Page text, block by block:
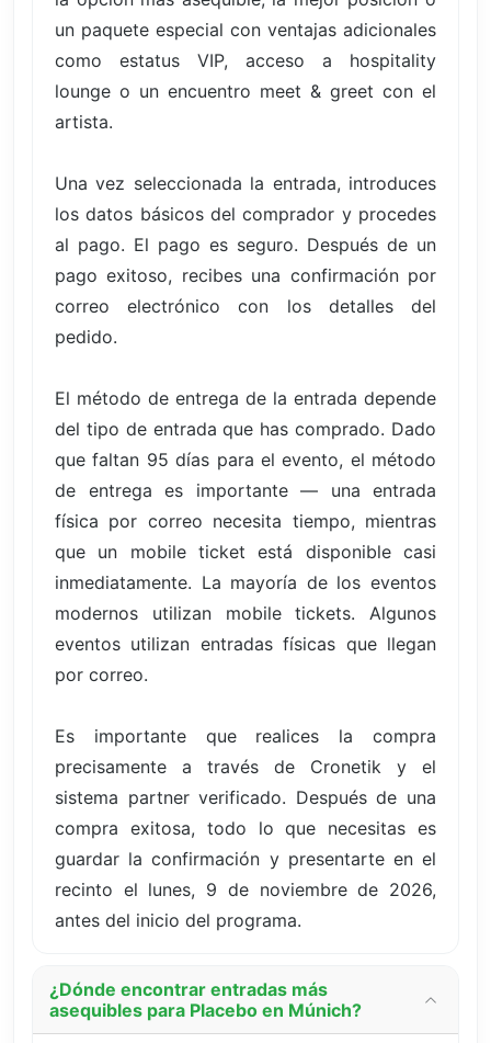
un paquete especial con ventajas adicionales
como estatus VIP, acceso a hospitality
lounge o un encuentro meet & greet con el
artista.
Una vez seleccionada la entrada, introduces
los datos básicos del comprador y procedes
al pago. El pago es seguro. Después de un
pago exitoso, recibes una confirmación por
correo electrónico con los detalles del
pedido.
El método de entrega de la entrada depende
del tipo de entrada que has comprado. Dado
que faltan 95 días para el evento, el método
de entrega es importante — una entrada
física por correo necesita tiempo, mientras
que un mobile ticket está disponible casi
inmediatamente. La mayoría de los eventos
modernos utilizan mobile tickets. Algunos
eventos utilizan entradas físicas que llegan
por correo.
Es importante que realices la compra
precisamente a través de Cronetik y el
sistema partner verificado. Después de una
compra exitosa, todo lo que necesitas es
guardar la confirmación y presentarte en el
recinto el lunes, 9 de noviembre de 2026,
antes del inicio del programa.
¿Dónde encontrar entradas más
asequibles para Placebo en Múnich?